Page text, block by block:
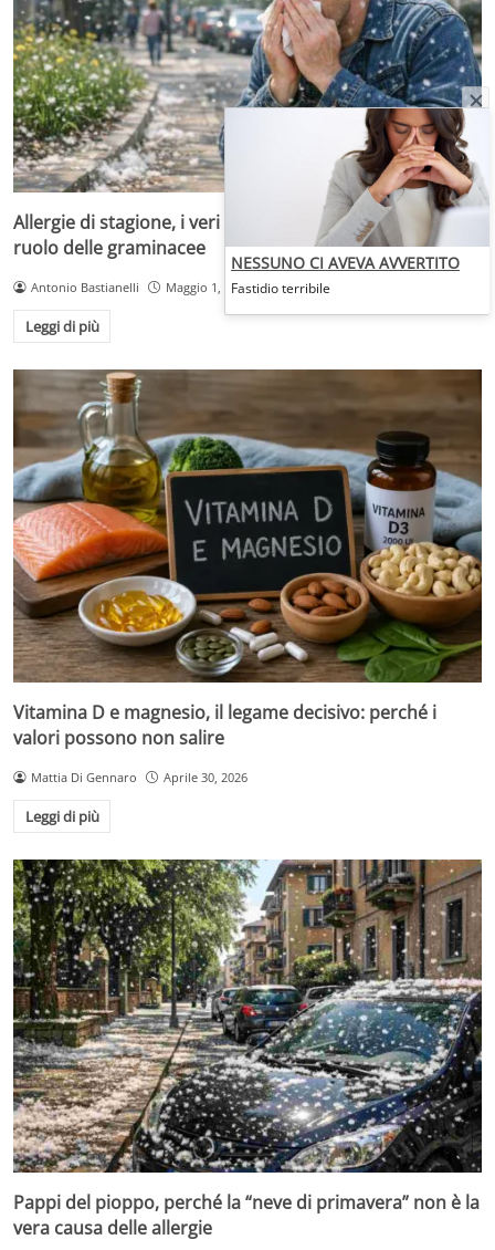
Allergie di stagione, i veri responsabili sono i pollini: il
ruolo delle graminacee
Antonio Bastianelli Maggio 1, 2026
Leggi di più
Vitamina D e magnesio, il legame decisivo: perché i
valori possono non salire
Mattia Di Gennaro Aprile 30, 2026
Leggi di più
Pappi del pioppo, perché la “neve di primavera” non è la
vera causa delle allergie
NESSUNO CI AVEVA AVVERTITO
Fastidio terribile